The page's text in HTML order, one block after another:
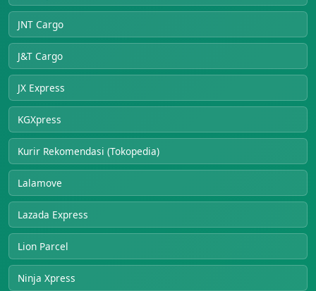
JNT Cargo
J&T Cargo
JX Express
KGXpress
Kurir Rekomendasi (Tokopedia)
Lalamove
Lazada Express
Lion Parcel
Ninja Xpress